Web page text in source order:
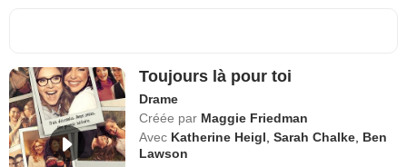
Toujours là pour toi
Drame
Créée par Maggie Friedman
Avec Katherine Heigl ,Sarah Chalke Ben
Lawson